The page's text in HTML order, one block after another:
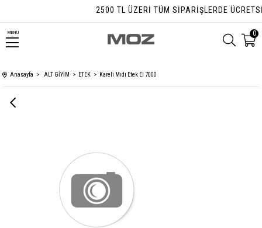
2500 TL ÜZERI TÜM SIPARIŞLERDE
MENU 0
Anasayfa ALT GİYİM ETEK Kareli Mıdı Etek El 7000